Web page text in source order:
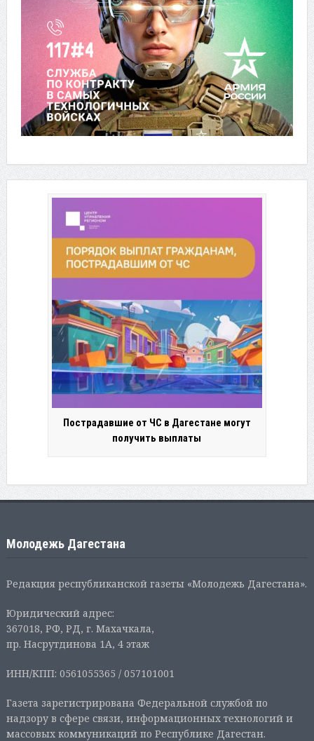
Пострадавшие от ЧС в Дагестане могут
получить выплаты
Молодежь Дагестана
Редакция республиканской газеты «Молодежь Дагестана».
Юридический адрес:
367018, РФ, РД, г. Махачкала,
пр. Насрутдинова 1А, 4 этаж
ИНН/КПП: 0561055365 / 057101001
Газета зарегистрирована Федеральной службой по
надзору в сфере связи, информационных технологий и
массовых коммуникаций по Республике Дагестан.